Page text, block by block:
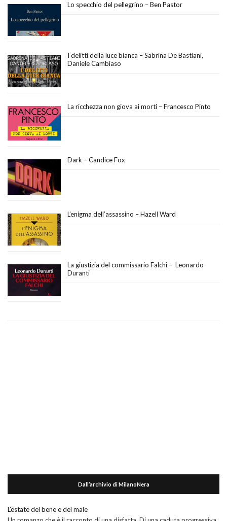
Lo specchio del pellegrino – Ben Pastor
I delitti della luce bianca – Sabrina De Bastiani,
Daniele Cambiaso
La ricchezza non giova ai morti – Francesco Pinto
Dark – Candice Fox
L’enigma dell’assassino – Hazell Ward
La giustizia del commissario Falchi – Leonardo
Duranti
Dall’archivio di MilanoNera
L’estate del bene e del male